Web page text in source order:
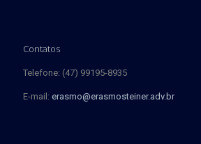
Contatos
Telefone: (47) 99195-8935
E-mail: erasmo@erasmosteiner.adv.br